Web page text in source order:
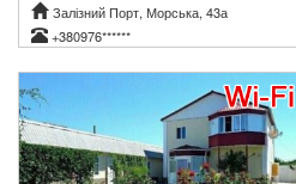
Залізний Порт, Морська, 43а
+380976******